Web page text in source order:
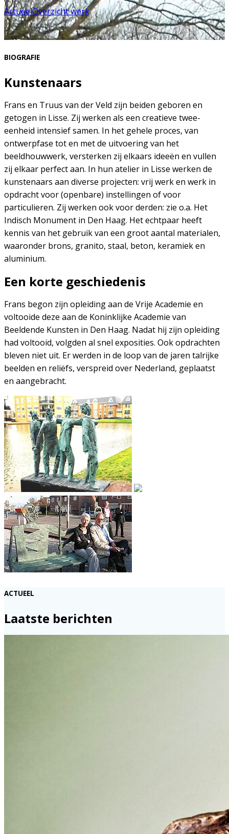
ActueelOverzicht werk
BIOGRAFIE
Kunstenaars
Frans en Truus van der Veld zijn beiden geboren en
getogen in Lisse. Zij werken als een creatieve twee-
eenheid intensief samen. In het gehele proces, van
ontwerpfase tot en met de uitvoering van het
beeldhouwwerk, versterken zij elkaars ideeën en vullen
zij elkaar perfect aan. In hun atelier in Lisse werken de
kunstenaars aan diverse projecten: vrij werk en werk in
opdracht voor (openbare) instellingen of voor
particulieren. Zij werken ook voor derden: zie o.a. Het
Indisch Monument in Den Haag. Het echtpaar heeft
kennis van het gebruik van een groot aantal materialen,
waaronder brons, granito, staal, beton, keramiek en
aluminium.
Een korte geschiedenis
Frans begon zijn opleiding aan de Vrije Academie en
voltooide deze aan de Koninklijke Academie van
Beeldende Kunsten in Den Haag. Nadat hij zijn opleiding
had voltooid, volgden al snel exposities. Ook opdrachten
bleven niet uit. Er werden in de loop van de jaren talrijke
beelden en reliëfs, verspreid over Nederland, geplaatst
en aangebracht.
ACTUEEL
Laatste berichten